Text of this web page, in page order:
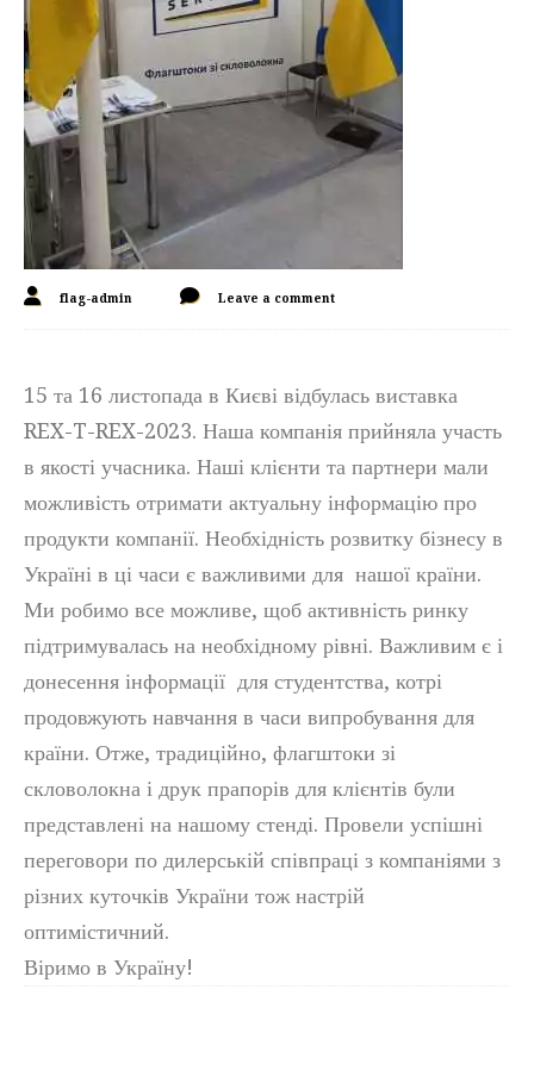
flag-admin Leave a comment
15 та 16 листопада в Києві відбулась виставка
REX-T-REX-2023. Наша компанія прийняла участь
в якості учасника. Наші клієнти та партнери мали
можливість отримати актуальну інформацію про
продукти компанії. Необхідність розвитку бізнесу в
Україні в ці часи є важливими для нашої країни.
Ми робимо все можливе, щоб активність ринку
підтримувалась на необхідному рівні. Важливим є і
донесення інформації для студентства, котрі
продовжують навчання в часи випробування для
країни. Отже, традиційно, флагштоки зі
скловолокна і друк прапорів для клієнтів були
представлені на нашому стенді. Провели успішні
переговори по дилерській співпраці з компаніями з
різних куточків України тож настрій
оптимістичний.
Віримо в Україну!